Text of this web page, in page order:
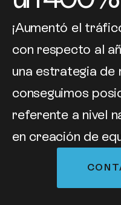
¡Aumentó el
con respecto al
una estrategia de
conseguimos
referente a nivel
en creación de